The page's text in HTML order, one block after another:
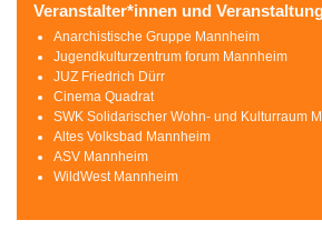
Veranstalter*innen und
Anarchistische Gruppe Mannheim
Jugendkulturzentrum forum Mannheim
JUZ Friedrich Dürr
Cinema Quadrat
SWK Solidarischer Wohn- und Kulturraum
Altes Volksbad Mannheim
ASV Mannheim
WildWest Mannheim